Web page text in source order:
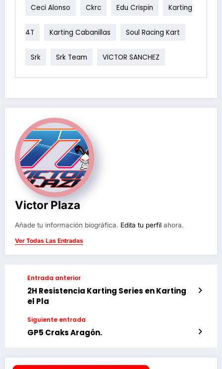
Ceci Alonso Ckrc Edu Crispin Karting
4T Karting Cabanillas Soul Racing Kart
Srk Srk Team VICTOR SANCHEZ
Victor Plaza
Añade tu información biográfica. Edita tu perfil ahora.
Ver Todas Las Entradas
Entrada anterior
2H Resistencia Karting Series en Karting
el Pla
Siguiente entrada
GP5 Craks Aragón.